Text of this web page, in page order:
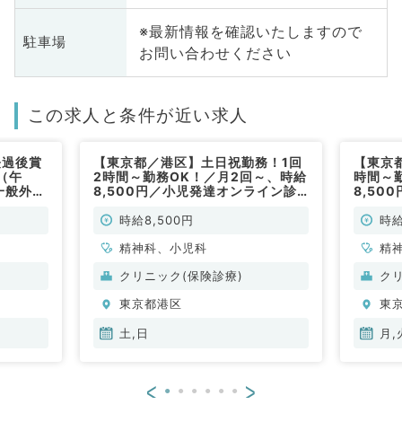
駐車場
※最新情報を確認いたしますので
お問い合わせください
この求人と条件が近い求人
後賞
午
外来
【東京都／港区】土日祝勤務！1回
2時間～勤務OK！／月2回～、時給
8,500円／小児発達オンライン診
時給8,500円
精神科、小児科
クリニック(保険診療)
東京都港区
土,日
【東
時間～
8,500
時
精
ク
東
月,
< >